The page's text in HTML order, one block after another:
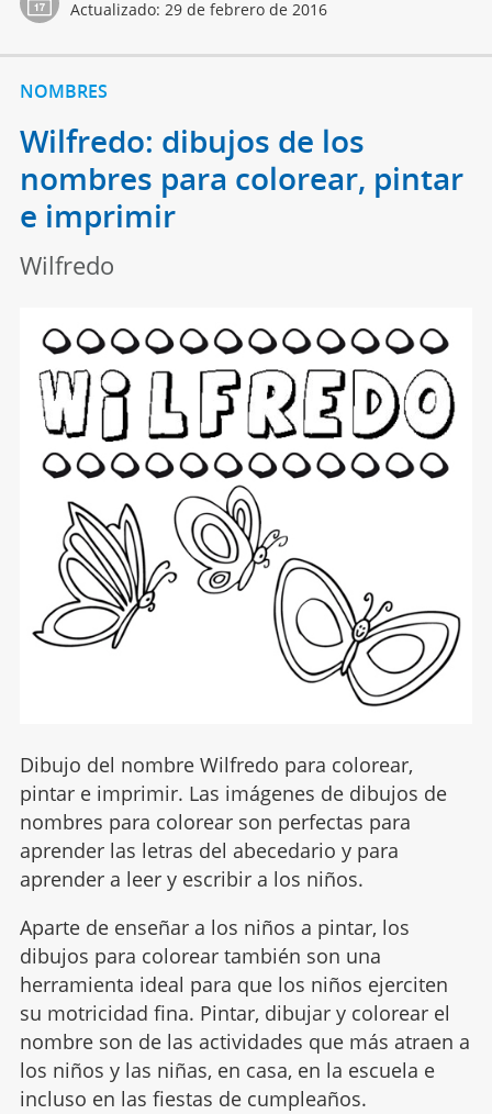
Actualizado: 29 de febrero de 2016
NOMBRES
Wilfredo: dibujos de los
nombres para colorear, pintar
e imprimir
Wilfredo
Dibujo del nombre Wilfredo para colorear,
pintar e imprimir. Las imágenes de dibujos de
nombres para colorear son perfectas para
aprender las letras del abecedario y para
aprender a leer y escribir a los niños.
Aparte de enseñar a los niños a pintar, los
dibujos para colorear también son una
herramienta ideal para que los niños ejerciten
su motricidad fina. Pintar, dibujar y colorear el
nombre son de las actividades que más atraen a
los niños y las niñas, en casa, en la escuela e
incluso en las fiestas de cumpleaños.